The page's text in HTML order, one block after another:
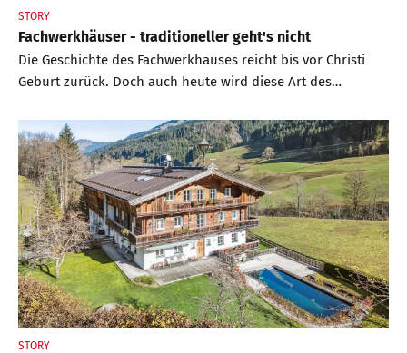
STORY
Fachwerkhäuser - traditioneller geht's nicht
Die Geschichte des Fachwerkhauses reicht bis vor Christi
Geburt zurück. Doch auch heute wird diese Art des
STORY